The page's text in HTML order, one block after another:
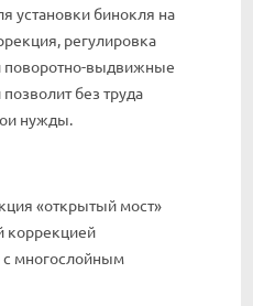
установки бинокля на
регулировка
поворотно-выдвижные
без труда
нужды.
«открытый мост»
коррекцией
с многослойным